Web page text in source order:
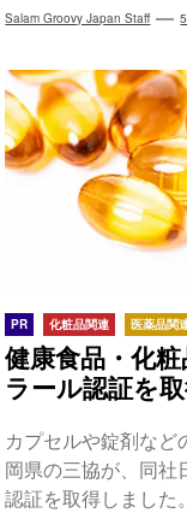
Salam Groovy Japan Staff
PR 化粧品関連 医薬品関
健康食品・化
ラール認証を
カプセルや錠剤な
岡県の三協が、同社
認証を取得しまし